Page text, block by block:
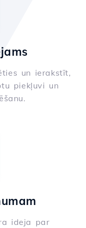
un ierakstīt,
piekļuvi un
ideja par